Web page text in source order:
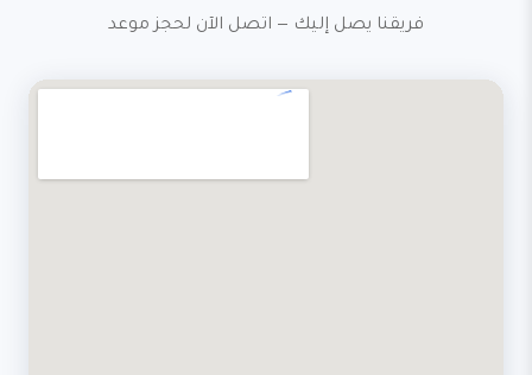
فريقنا يصل إليك — اتصل الآن لحجز موعد